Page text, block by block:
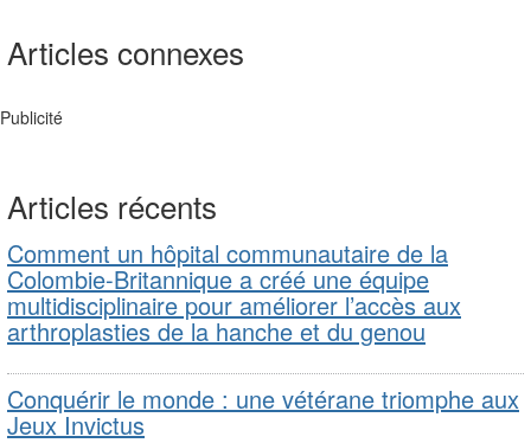
Articles connexes
Publicité
Articles récents
Comment un hôpital communautaire de la
Colombie-Britannique a créé une équipe
multidisciplinaire pour améliorer l’accès aux
arthroplasties de la hanche et du genou
Conquérir le monde : une vétérane triomphe aux
Jeux Invictus